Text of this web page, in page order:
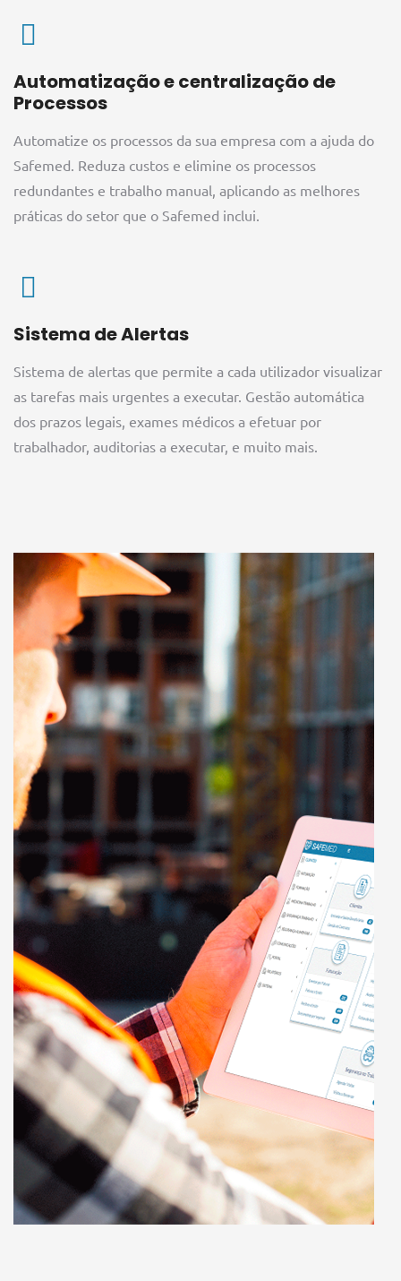
Automatização e centralização de
Processos
Automatize os processos da sua empresa com a ajuda do
Safemed. Reduza custos e elimine os processos
redundantes e trabalho manual, aplicando as melhores
práticas do setor que o Safemed inclui.
Sistema de Alertas
Sistema de alertas que permite a cada utilizador visualizar
as tarefas mais urgentes a executar. Gestão automática
dos prazos legais, exames médicos a efetuar por
trabalhador, auditorias a executar, e muito mais.